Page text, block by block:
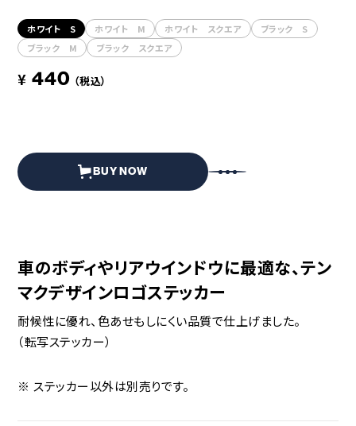
ABOUT US COLLABORATOR
SHOP LIST
ONLINE STORE
ホワイト S ホワイト M ホワイト スクエア
ブラック S
ブラック M
ブラック スクエア
¥ 440 （税込）
BUY NOW
車のボディやリアウインドウに最適な、テン
マクデザインロゴステッカー
耐候性に優れ、色あせもしにくい品質で仕上げました。
（転写ステッカー）
ステッカー以外は別売りです。